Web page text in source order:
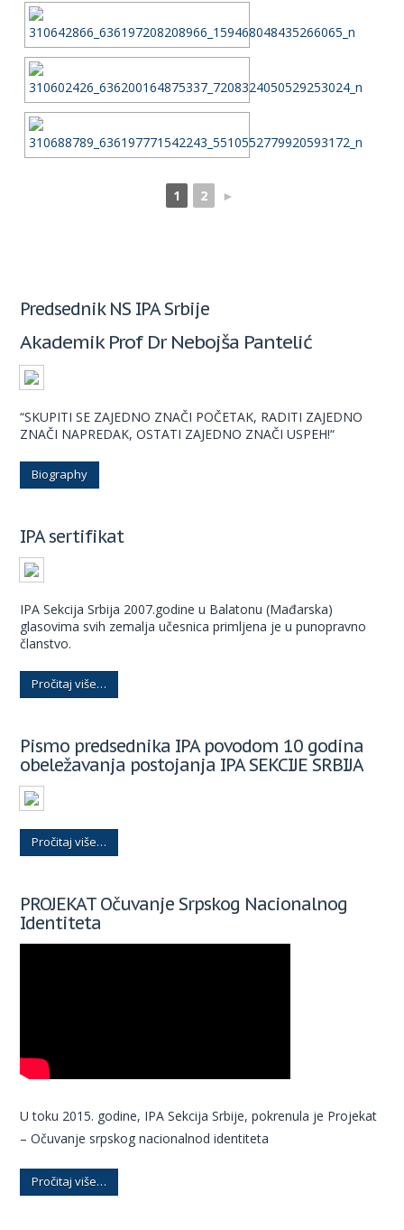
1 2 ►
Predsednik NS IPA Srbije
Akademik Prof Dr Nebojša Pantelić
“SKUPITI SE ZAJEDNO ZNAČI POČETAK, RADITI ZAJEDNO
ZNAČI NAPREDAK, OSTATI ZAJEDNO ZNAČI USPEH!“
Biography
IPA sertifikat
IPA Sekcija Srbija 2007.godine u Balatonu (Mađarska)
glasovima svih zemalja učesnica primljena je u punopravno
članstvo.
Pročitaj više…
Pismo predsednika IPA povodom 10 godina
obeležavanja postojanja IPA SEKCIJE SRBIJA
Pročitaj više…
PROJEKAT Očuvanje Srpskog Nacionalnog
Identiteta
U toku 2015. godine, IPA Sekcija Srbije, pokrenula je Projekat
– Očuvanje srpskog nacionalnod identiteta
Pročitaj više…